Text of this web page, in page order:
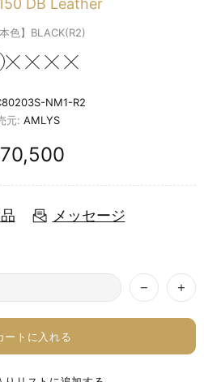
DB Leather
本色】BLACK(R2)
NM1-R2
元: AMLYS
メッセージ
ートに入れる